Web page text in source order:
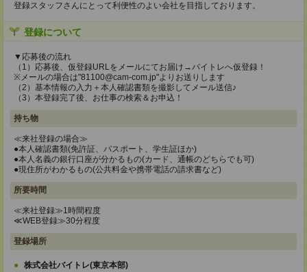
登録スタッフさんにとって利便性のよい会社を目指しております。
登録について
▼応募後の流れ
（1）応募後、仮登録URLをメールにてお届け→バイトレへ仮登録！
※メールの場合は"81100@cam-com.jp"よりお送りします
（2）基本情報の入力＋本人確認書類を撮影してメール送信♪
（3）本登録完了後、お仕事の検索＆お申込！
持ち物
≪来社登録の場合≫
●本人確認書類(免許証、パスポート、学生証ほか)
●本人名義の銀行口座が分かるもの(カード、通帳のどちらでも可)
●現住所がわかるもの(公共料金や携帯電話の請求書など)
所要時間
≪来社登録≫1時間程度
≪WEB登録≫30分程度
登録場所
株式会社バイトレ(東京本部)